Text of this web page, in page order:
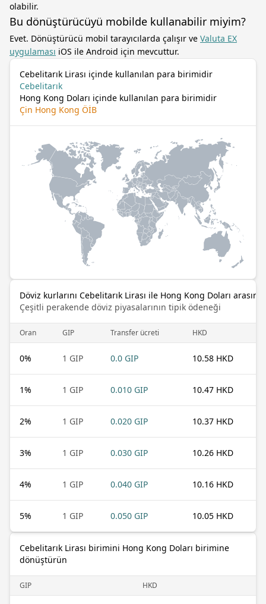
olabilir.
Bu dönüştürücüyü mobilde kullanabilir miyim?
Evet. Dönüştürücü mobil tarayıcılarda çalışır ve Valuta EX
uygulaması iOS ile Android için mevcuttur.
Cebelitarık Lirası içinde kullanılan para birimidir
Cebelitarık
Hong Kong Doları içinde kullanılan para birimidir
Çin Hong Kong ÖİB
Döviz kurlarını Cebelitarık Lirası ile Hong Kong Doları
Çeşitli perakende döviz piyasalarının tipik ödeneği
Oran GIP Transfer ücreti HKD
0% 1 GIP 0.0 GIP 10.58 HKD
1% 1 GIP 0.010 GIP 10.47 HKD
2% 1 GIP 0.020 GIP 10.37 HKD
3% 1 GIP 0.030 GIP 10.26 HKD
4% 1 GIP 0.040 GIP 10.16 HKD
5% 1 GIP 0.050 GIP 10.05 HKD
Cebelitarık Lirası birimini Hong Kong Doları birimine
dönüştürün
GIP HKD